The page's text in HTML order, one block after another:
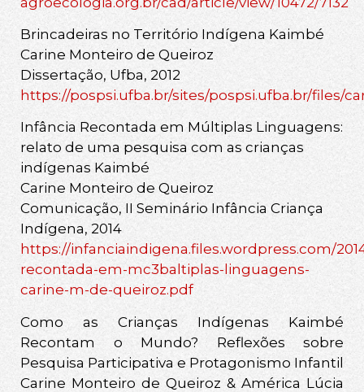
Brincadeiras no Território Indígena Kaimbé
Carine Monteiro de Queiroz
Dissertação, Ufba, 2012
https://pospsi.ufba.br/sites/pospsi.ufba.br/files/
Infância Recontada em Múltiplas Linguagens:
relato de uma pesquisa com as crianças
indígenas Kaimbé
Carine Monteiro de Queiroz
Comunicação, II Seminário Infância Criança
Indígena, 2014
https://infanciaindigena.files.wordpress.com/
recontada-em-mc3baltiplas-linguagens-
carine-m-de-queiroz.pdf
Como as Crianças Indígenas Kaimbé
Recontam o Mundo? Reflexões sobre
Pesquisa Participativa e Protagonismo Infantil
Carine Monteiro de Queiroz & América Lúcia